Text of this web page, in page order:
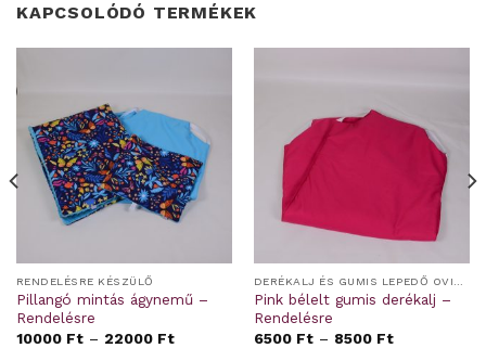
KAPCSOLÓDÓ TERMÉKEK
RENDELÉSRE KÉSZÜLŐ
Pillangó mintás ágynemű –
Rendelésre
10000 Ft– 22000 Ft
Pink bélelt gumis derékalj –
Rendelésre
6500 Ft– 8500 Ft